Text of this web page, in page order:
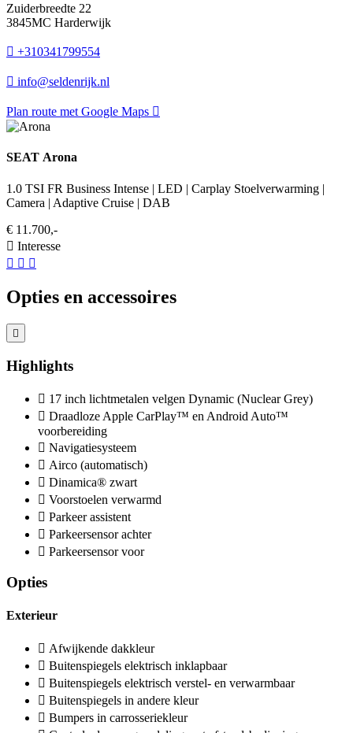
Zuiderbreedte 22
3845MC Harderwijk
+310341799554
info@seldenrijk.nl
Plan route met Google Maps
SEAT Arona
1.0 TSI FR Business Intense | LED | Carplay Stoelverwarming |
Camera | Adaptive Cruise | DAB
€ 11.700,-
Interesse
Opties en accessoires
Highlights
17 inch lichtmetalen velgen Dynamic (Nuclear Grey)
Draadloze Apple CarPlay™ en Android Auto™
voorbereiding
Navigatiesysteem
Airco (automatisch)
Dinamica® zwart
Voorstoelen verwarmd
Parkeer assistent
Parkeersensor achter
Parkeersensor voor
Opties
Exterieur
Afwijkende dakkleur
Buitenspiegels elektrisch inklapbaar
Buitenspiegels elektrisch verstel- en verwarmbaar
Buitenspiegels in andere kleur
Bumpers in carrosseriekleur